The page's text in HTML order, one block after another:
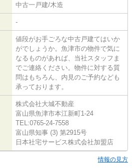
中古一戸建/木造
-
値段がお手ごろな中古戸建てはいか
がでしょうか。魚津市の物件で気に
なるものがあれば、当社スタッフま
でご連絡ください。物件に対する質
問はもちろん、内見のご予約なども
承っております。
株式会社大城不動産
富山県魚津市本江新町1-24
TEL:0765-24-7558
富山県知事 (3) 第2915号
日本社宅サービス株式会社加盟店
情報の見方